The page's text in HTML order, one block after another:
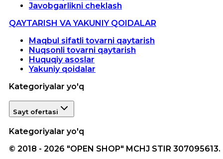
Javobgarlikni cheklash
QAYTARISH VA YAKUNIY QOIDALAR
Maqbul sifatli tovarni qaytarish
Nuqsonli tovarni qaytarish
Huquqiy asoslar
Yakuniy qoidalar
Kategoriyalar yo'q
Sayt ofertasi
Kategoriyalar yo'q
© 2018 - 2026 "OPEN SHOP" MCHJ STIR 307095613.